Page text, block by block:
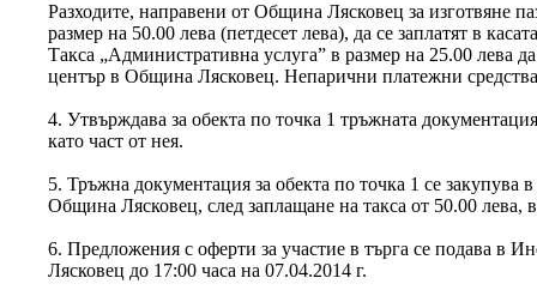
Разходите, направени от Община Лясковец за изготвяне
размер на 50.00 лева (петдесет лева), да се заплатят в
Такса „Административна услуга” в размер на 25.00 лева
център в Община Лясковец. Непарични платежни
4. Утвърждава за обекта по точка 1 тръжната
като част от нея.
5. Тръжна документация за обекта по точка 1 се
Община Лясковец, след заплащане на такса от 50.00 лева,
6. Предложения с оферти за участие в търга се подава в
Лясковец до 17:00 часа на 07.04.2014 г.